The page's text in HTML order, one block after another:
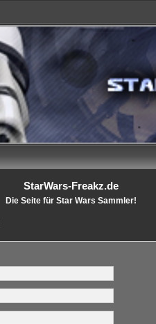
StarWars-Freakz.de
Die Seite für Star Wars Sammler!